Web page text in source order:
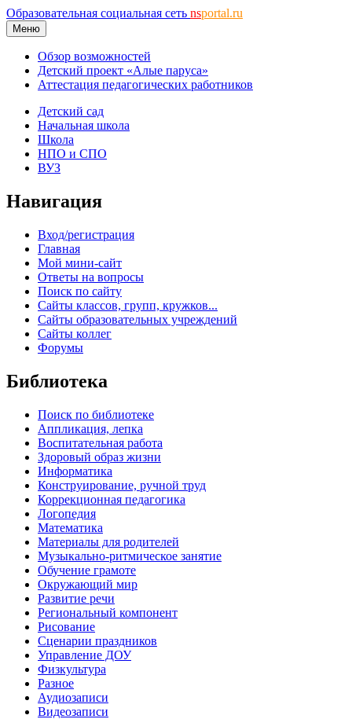
Образовательная социальная сеть nsportal.ru
Меню
Обзор возможностей
Детский проект «Алые паруса»
Аттестация педагогических работников
Детский сад
Начальная школа
Школа
НПО и СПО
ВУЗ
Навигация
Вход/регистрация
Главная
Мой мини-сайт
Ответы на вопросы
Поиск по сайту
Сайты классов, групп, кружков...
Сайты образовательных учреждений
Сайты коллег
Форумы
Библиотека
Поиск по библиотеке
Аппликация, лепка
Воспитательная работа
Здоровый образ жизни
Информатика
Конструирование, ручной труд
Коррекционная педагогика
Логопедия
Математика
Материалы для родителей
Музыкально-ритмическое занятие
Обучение грамоте
Окружающий мир
Развитие речи
Региональный компонент
Рисование
Сценарии праздников
Управление ДОУ
Физкультура
Разное
Аудиозаписи
Видеозаписи